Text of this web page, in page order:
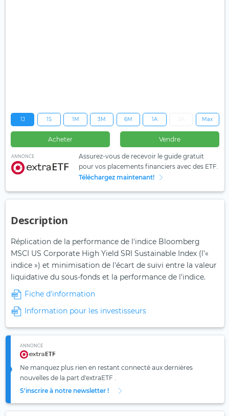
1J 1S 1M 3M 6M 1A Max
Acheter Vendre
ANNONCE
Assurez-vous de recevoir le guide gratuit
pour vos placements financiers avec des ETF.
Téléchargez maintenant!
Description
Réplication de la performance de l'indice Bloomberg
MSCI US Corporate High Yield SRI Sustainable Index (l'«
indice ») et minimisation de l'écart de suivi entre la valeur
liquidative du sous-fonds et la performance de l'indice.
Fiche d'information
Information pour les investisseurs
ANNONCE
Ne manquez plus rien en restant connecté aux dernières
nouvelles de la part d'extraETF .
S'inscrire à notre newsletter !